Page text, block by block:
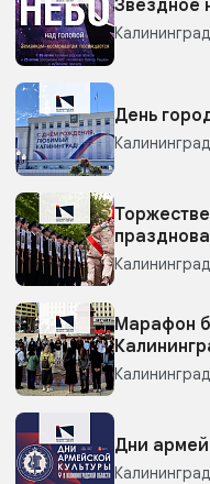
Звездное
День
Калининград
Калининград
Марафон
Калининград
Дни
Калининград